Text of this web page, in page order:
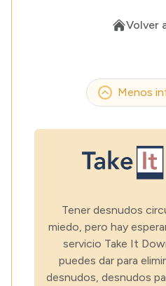
Volver
Menos
Tener desnudos
miedo, pero hay
servicio Take It
puedes dar para
desnudos, desnudos